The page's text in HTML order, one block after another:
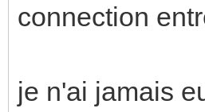
connection
je n'ai jamais